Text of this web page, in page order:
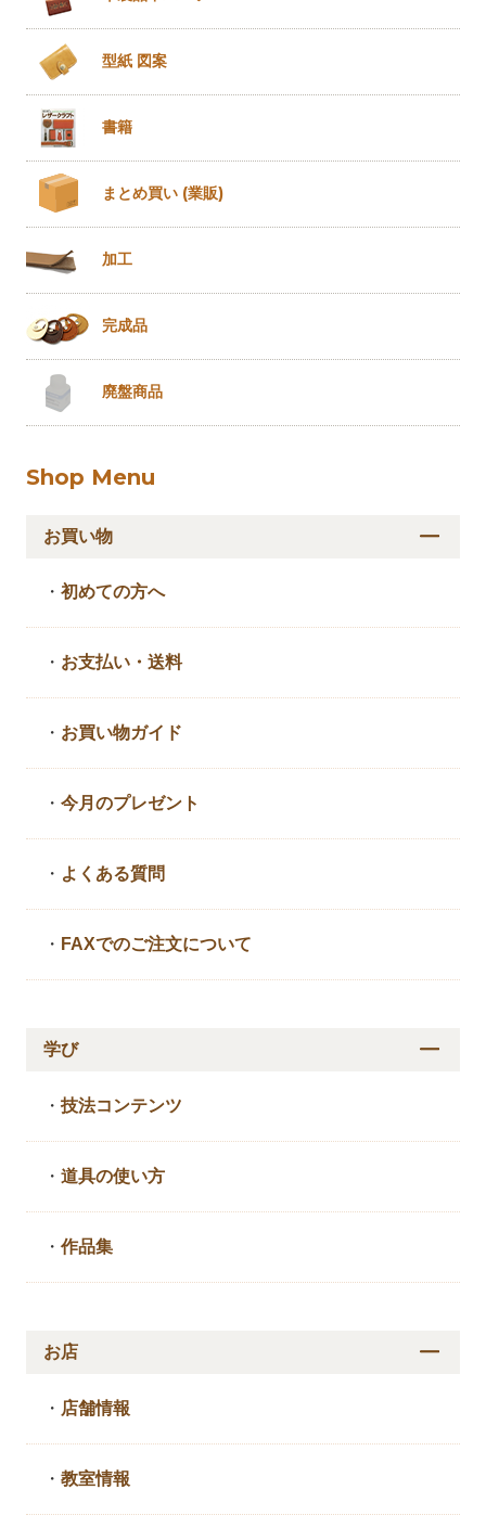
型紙 図案
書籍
まとめ買い (業販)
加工
完成品
廃盤商品
Shop Menu
お買い物
・初めての方へ
・ お支払い・送料
・ お買い物ガイド
・今月のプレゼント
・ よくある質問
・ FAXでのご注文について
学び
・技法コンテンツ
・道具の使い方
・作品集
お店
・ 店舗情報
・教室情報